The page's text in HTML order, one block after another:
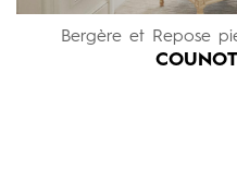
Bergère et Repose